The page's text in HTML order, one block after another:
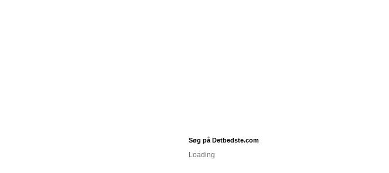
Søg på Detbedste.com
Loading